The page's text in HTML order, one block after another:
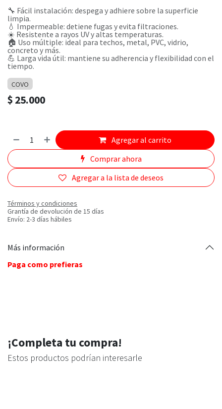
🔧 Fácil instalación: despega y adhiere sobre la superficie
limpia.
💧 Impermeable: detiene fugas y evita filtraciones.
☀️ Resistente a rayos UV y altas temperaturas.
🏠 Uso múltiple: ideal para techos, metal, PVC, vidrio,
concreto y más.
💪 Larga vida útil: mantiene su adherencia y flexibilidad con el
tiempo.
COVO
$ 25.000
Agregar al carrito
Comprar ahora
Agregar a la lista de deseos
Términos y condiciones
Grantía de devolución de 15 días
Envío: 2-3 días hábiles
Más información
Paga como prefieras
¡Completa tu compra!
Estos productos podrían interesarle